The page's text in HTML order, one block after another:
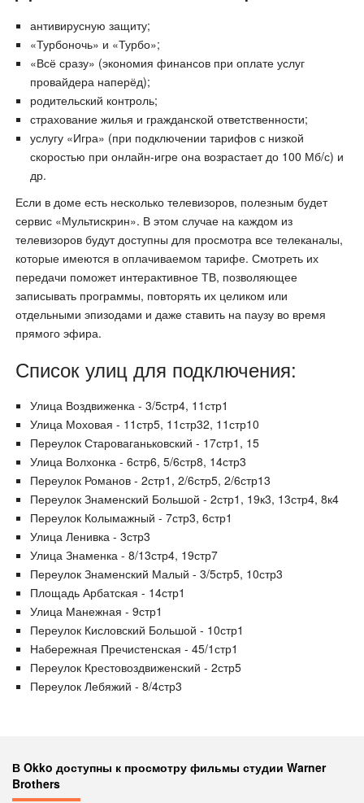
антивирусную защиту;
«Турбоночь» и «Турбо»;
«Всё сразу» (экономия финансов при оплате услуг
провайдера наперёд);
родительский контроль;
страхование жилья и гражданской ответственности;
услугу «Игра» (при подключении тарифов с низкой
скоростью при онлайн-игре она возрастает до 100 Мб/с) и
др.
Если в доме есть несколько телевизоров, полезным будет
сервис «Мультискрин». В этом случае на каждом из
телевизоров будут доступны для просмотра все телеканалы,
которые имеются в оплачиваемом тарифе. Смотреть их
передачи поможет интерактивное ТВ, позволяющее
записывать программы, повторять их целиком или
отдельными эпизодами и даже ставить на паузу во время
прямого эфира.
Список улиц для подключения:
Улица Воздвиженка - 3/5стр4, 11стр1
Улица Моховая - 11стр5, 11стр32, 11стр10
Переулок Староваганьковский - 17стр1, 15
Улица Волхонка - 6стр6, 5/6стр8, 14стр3
Переулок Романов - 2стр1, 2/6стр5, 2/6стр13
Переулок Знаменский Большой - 2стр1, 19к3, 13стр4, 8к4
Переулок Колымажный - 7стр3, 6стр1
Улица Ленивка - 3стр3
Улица Знаменка - 8/13стр4, 19стр7
Переулок Знаменский Малый - 3/5стр5, 10стр3
Площадь Арбатская - 14стр1
Улица Манежная - 9стр1
Переулок Кисловский Большой - 10стр1
Набережная Пречистенская - 45/1стр1
Переулок Крестовоздвиженский - 2стр5
Переулок Лебяжий - 8/4стр3
В Okko доступны к просмотру фильмы студии Warner
Brothers